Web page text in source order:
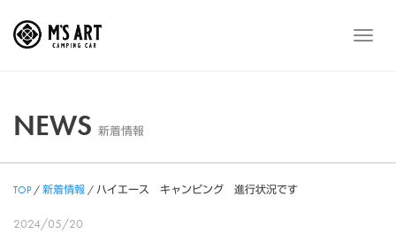
メ
NEWS 新着情報
TOP/新着情報 /ハイエース キャンピング 進行状況です
2024/05/20